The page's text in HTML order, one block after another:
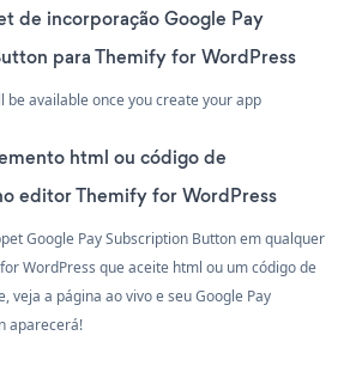
de incorporação Google Pay
para Themify for WordPress
be available once you create your app
html ou código de
editor Themify for WordPress
Google Pay Subscription Button em qualquer
WordPress que aceite html ou um código de
veja a página ao vivo e seu Google Pay
aparecerá!